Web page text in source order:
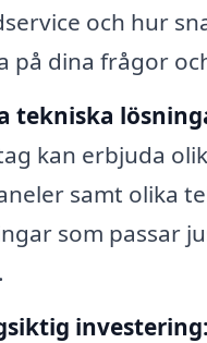
och hur
på dina frågor
tekniska
kan erbjuda
samt olika
som passar
investering: